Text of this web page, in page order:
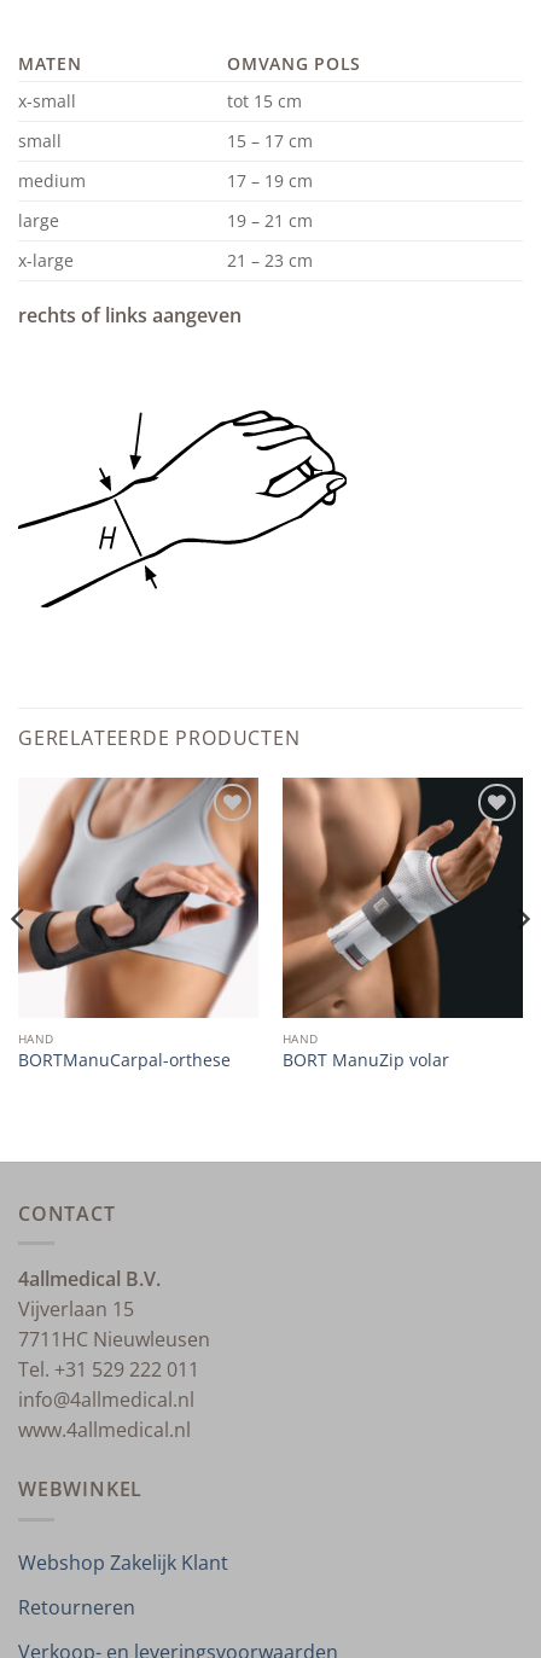
MATEN
OMVANG POLS
x-small
tot 15 cm
small
15 – 17 cm
medium
17 – 19 cm
large
19 – 21 cm
x-large
21 – 23 cm
rechts of links aangeven
GERELATEERDE PRODUCTEN
Add to
wishlist
HAND
BORTManuCarpal-orthese
Add to
wishlist
HAND
BORT ManuZip volar
CONTACT
4allmedical B.V.
Vijverlaan 15
7711HC Nieuwleusen
Tel. +31 529 222 011
info@4allmedical.nl
www.4allmedical.nl
WEBWINKEL
Webshop Zakelijk Klant
Retourneren
Verkoop- en leveringsvoorwaarden